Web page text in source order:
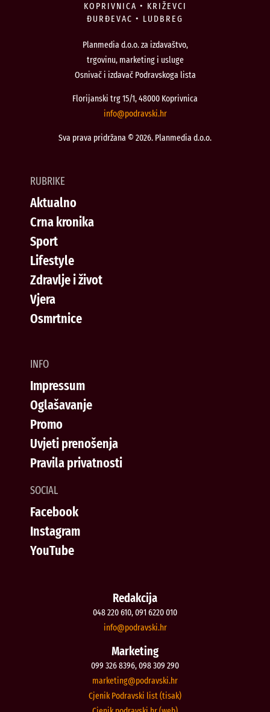
KOPRIVNICA • KRIŽEVCI
ĐURĐEVAC • LUDBREG
Planmedia d.o.o. za izdavaštvo,
trgovinu, marketing i usluge
Osnivač i izdavač Podravskoga lista
Florijanski trg 15/1, 48000 Koprivnica
rh.iksvardop
@ofni
Sva prava pridržana © 2026. Planmedia d.o.o.
RUBRIKE
Aktualno
Crna kronika
Sport
Lifestyle
Zdravlje i život
Vjera
Osmrtnice
INFO
Impressum
Oglašavanje
Promo
Uvjeti prenošenja
Pravila privatnosti
SOCIAL
Facebook
Instagram
YouTube
Redakcija
048 220 610, 091 6220 010
rh.iksvardop
@ofni
Marketing
099 326 8396, 098 309 290
rh.iksvardop
@gnitekram
Cjenik Podravski list (tisak)